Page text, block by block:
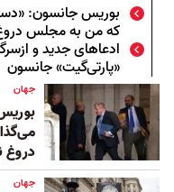
بوریس جانسون:
که من به مجلس
ادعاهای جدید و
«پارتی‌گیت» جانسون
جهان
دروغ
جهان